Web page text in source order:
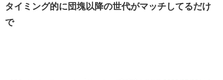
タイミング的に団塊以降の世代がマッチしてるだけ
で